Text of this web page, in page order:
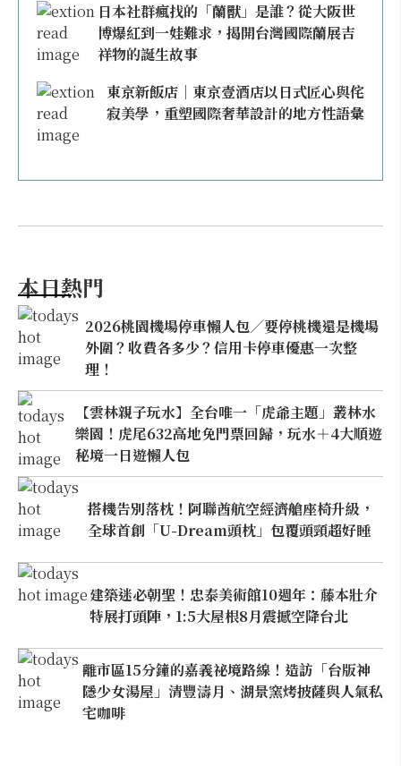
日本社群瘋找的「蘭獸」是誰？從大阪世
博爆紅到一娃難求，揭開台灣國際蘭展吉
祥物的誕生故事
東京新飯店｜東京壹酒店以日式匠心與侘
寂美學，重塑國際奢華設計的地方性語彙
本日熱門
2026桃園機場停車懶人包／要停桃機還是機場
外圍？收費各多少？信用卡停車優惠一次整
理！
【雲林親子玩水】全台唯一「虎爺主題」叢林水
樂園！虎尾632高地免門票回歸，玩水＋4大順遊
秘境一日遊懶人包
搭機告別落枕！阿聯酋航空經濟艙座椅升級，
全球首創「U-Dream頭枕」包覆頭頸超好睡
建築迷必朝聖！忠泰美術館10週年：藤本壯介
特展打頭陣，1:5大屋根8月震撼空降台北
離市區15分鐘的嘉義祕境路線！造訪「台版神
隱少女湯屋」清豐濤月、湖景窯烤披薩與人氣私
宅咖啡